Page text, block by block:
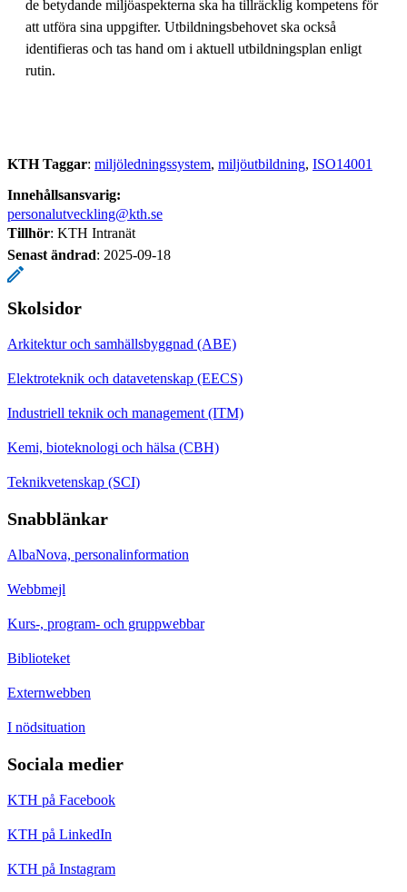
de betydande miljöaspekterna ska ha tillräcklig kompetens för
att utföra sina uppgifter. Utbildningsbehovet ska också
identifieras och tas hand om i aktuell utbildningsplan enligt
rutin.
KTH Taggar: miljöledningssystem miljöutbildning ISO14001
Innehållsansvarig:
personalutveckling@kth.se
Tillhör: KTH Intranät
Senast ändrad: 2025-09-18
Skolsidor
Arkitektur och samhällsbyggnad (ABE)
Elektroteknik och datavetenskap (EECS)
Industriell teknik och management (ITM)
Kemi, bioteknologi och hälsa (CBH)
Teknikvetenskap (SCI)
Snabblänkar
AlbaNova, personalinformation
Webbmejl
Kurs-, program- och gruppwebbar
Biblioteket
Externwebben
I nödsituation
Sociala medier
KTH på Facebook
KTH på LinkedIn
KTH på Instagram